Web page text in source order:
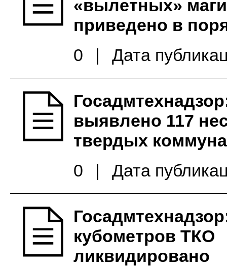
«вылетных»
приведено в
0
| Дата
выявлено 117
твердых
0
| Дата
кубометров ТКО
ликвидировано